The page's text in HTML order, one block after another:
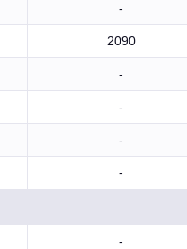
-
2090
-
-
-
-
-